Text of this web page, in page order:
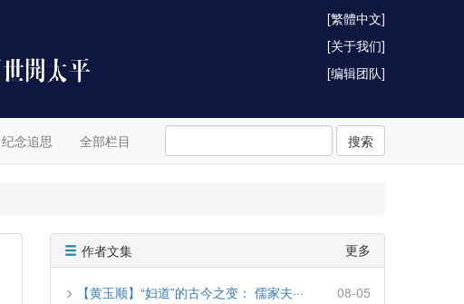
[繁體中文]
[关于我们]
[编辑团队]
纪念追思 全部栏目 搜索
作者文集 更多
【黄玉顺】“妇道”的古今之变： 儒家夫···
08-05